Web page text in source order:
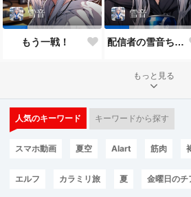
雪音
もう一戦！
雪音
配信者の雪音ちゃん
もっと見る
人気のキーワード キーワードから探す
スマホ動画 夏空 AIart 筋肉
エルフ カラミリ旅 夏 金曜日のチ